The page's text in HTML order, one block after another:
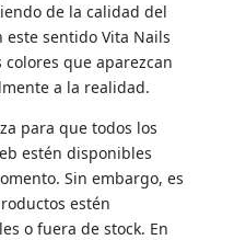
de la calidad del
sentido Vita Nails
que aparezcan
a la realidad.
para que todos los
estén disponibles
Sin embargo, es
estén
o fuera de stock. En